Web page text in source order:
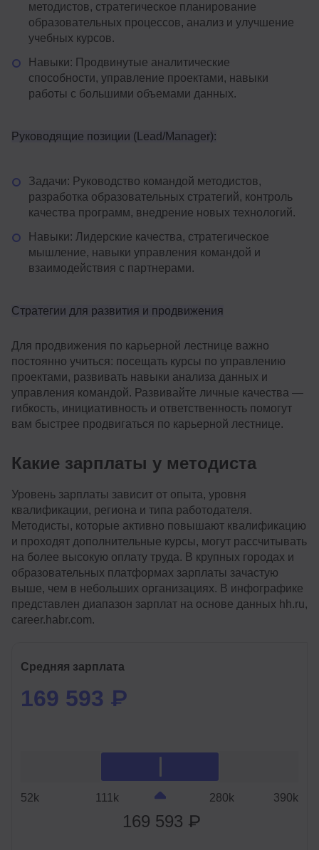
методистов, стратегическое планирование
образовательных процессов, анализ и улучшение
учебных курсов.
Навыки: Продвинутые аналитические
способности, управление проектами, навыки
работы с большими объемами данных.
Руководящие позиции (Lead/Manager):
Задачи: Руководство командой методистов,
разработка образовательных стратегий, контроль
качества программ, внедрение новых технологий.
Навыки: Лидерские качества, стратегическое
мышление, навыки управления командой и
взаимодействия с партнерами.
Стратегии для развития и продвижения
Для продвижения по карьерной лестнице важно
постоянно учиться: посещать курсы по управлению
проектами, развивать навыки анализа данных и
управления командой. Развивайте личные качества —
гибкость, инициативность и ответственность помогут
вам быстрее продвигаться по карьерной лестнице.
Какие зарплаты у методиста
Уровень зарплаты зависит от опыта, уровня
квалификации, региона и типа работодателя.
Методисты, которые активно повышают квалификацию
и проходят дополнительные курсы, могут рассчитывать
на более высокую оплату труда. В крупных городах и
образовательных платформах зарплаты зачастую
выше, чем в небольших организациях. В инфографике
представлен диапазон зарплат на основе данных hh.ru,
career.habr.com.
Средняя зарплата
169 593 ₽
52k 111k
169 593 ₽
280k 390k